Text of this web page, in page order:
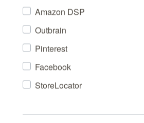
Amazon DSP
Outbrain
Pinterest
Facebook
StoreLocator